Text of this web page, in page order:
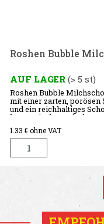
zergeht
der
und Voll
1.49 €